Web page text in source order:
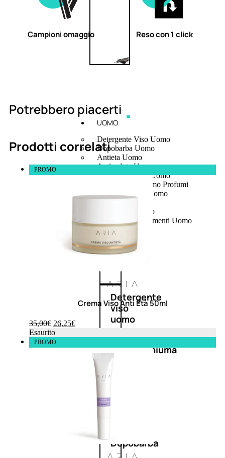
UOMO
Detergente Viso Uomo
Dopobarba Uomo
Antieta Uomo
Anticaduta Uomo
Contorno Occhi Uomo
Bagnodoccia Uomo Profumi
Docciaschiuma Uomo
Deodoranti Uomo
Confezioni Trattamenti Uomo
Antietà
Detergente
viso
uomo
Docciaschiuma
uomo
Dopobarba
Campioni omaggio Reso con 1 click
Potrebbero piacerti
Prodotti correlati
PROMO
Crema Viso Anti Età 50ml
35,00€ 26,25€
Esaurito
PROMO